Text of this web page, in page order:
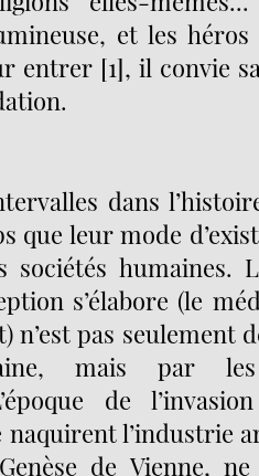
et les
entrer [1], il convie
dans
que leur mode
sociétés humaines.
s’élabore (le
n’est pas seulement
mais par les
de
naquirent l’industrie
de Vienne,